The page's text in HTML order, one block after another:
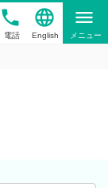
phone
電話
language
English
menu
メニュー